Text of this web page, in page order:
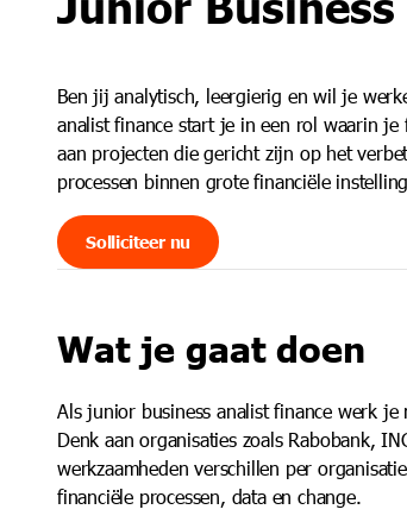
Leiderschapstrajecten, trainingen
Blogs
Ben jij analytisch, leergierig en wil je
analist finance start je in een rol waarin
aan projecten die gericht zijn op het
processen binnen grote financiële
Solliciteer nu
Wat je gaat doen
Als junior business analist finance werk je
Denk aan organisaties zoals Rabobank,
werkzaamheden verschillen per
financiële processen, data en change.